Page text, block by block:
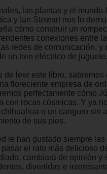
las plantas y el
y Ian Stewart nos lo
cómo construir un
conexiones entre
redes de comunicación,
un tren eléctrico de juguete.
de leer este libro,
floreciente empresa de
perfectamente cómo
con rocas cósmicas. Y ya
o un canguro sin
de sus pies.
le han gustado siempre
pasar el rato más delicioso
cambiará de opinión y
divertidas e